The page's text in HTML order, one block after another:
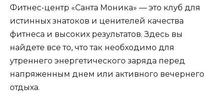
Фитнес-центр «Санта Моника» — это клуб для
истинных знатоков и ценителей качества
фитнеса и высоких результатов. Здесь вы
найдете все то, что так необходимо для
утреннего энергетического заряда перед
напряженным днем или активного вечернего
отдыха.